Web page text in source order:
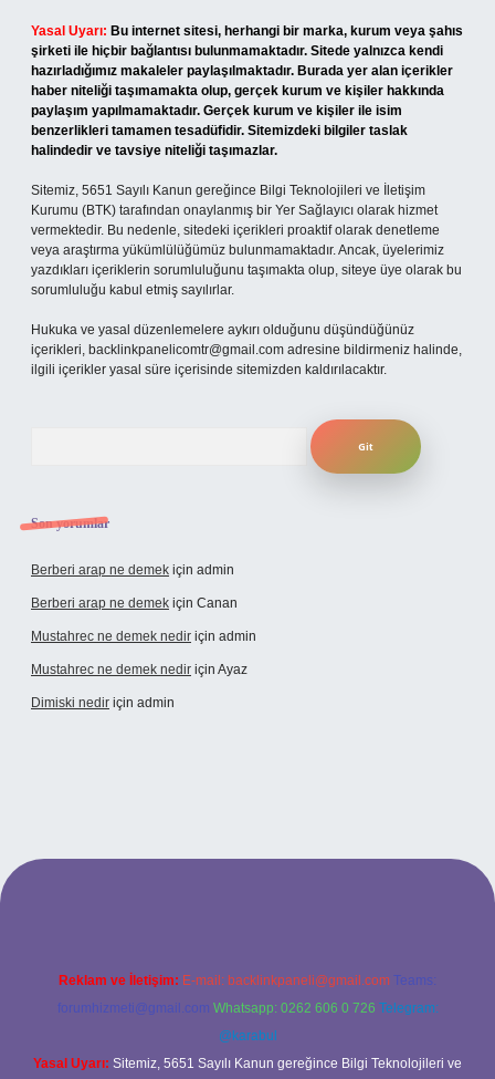
Yasal Uyarı: Bu internet sitesi, herhangi bir marka, kurum veya şahıs
şirketi ile hiçbir bağlantısı bulunmamaktadır. Sitede yalnızca kendi
hazırladığımız makaleler paylaşılmaktadır. Burada yer alan içerikler
haber niteliği taşımamakta olup, gerçek kurum ve kişiler hakkında
paylaşım yapılmamaktadır. Gerçek kurum ve kişiler ile isim
benzerlikleri tamamen tesadüfidir. Sitemizdeki bilgiler taslak
halindedir ve tavsiye niteliği taşımazlar.
Sitemiz, 5651 Sayılı Kanun gereğince Bilgi Teknolojileri ve İletişim
Kurumu (BTK) tarafından onaylanmış bir Yer Sağlayıcı olarak hizmet
vermektedir. Bu nedenle, sitedeki içerikleri proaktif olarak denetleme
veya araştırma yükümlülüğümüz bulunmamaktadır. Ancak, üyelerimiz
yazdıkları içeriklerin sorumluluğunu taşımakta olup, siteye üye olarak bu
sorumluluğu kabul etmiş sayılırlar.
Hukuka ve yasal düzenlemelere aykırı olduğunu düşündüğünüz
içerikleri, backlinkpanelicomtr@gmail.com adresine bildirmeniz halinde,
ilgili içerikler yasal süre içerisinde sitemizden kaldırılacaktır.
Son yorumlar
Berberi arap ne demek için admin
Berberi arap ne demek için Canan
Mustahrec ne demek nedir için admin
Mustahrec ne demek nedir için Ayaz
Dimiski nedir için admin
Reklam ve İletişim: E-mail: backlinkpaneli@gmail.com Teams:
forumhizmeti@gmail.com Whatsapp: 0262 606 0 726 Telegram:
@karabul
Yasal Uyarı: Sitemiz, 5651 Sayılı Kanun gereğince Bilgi Teknolojileri ve